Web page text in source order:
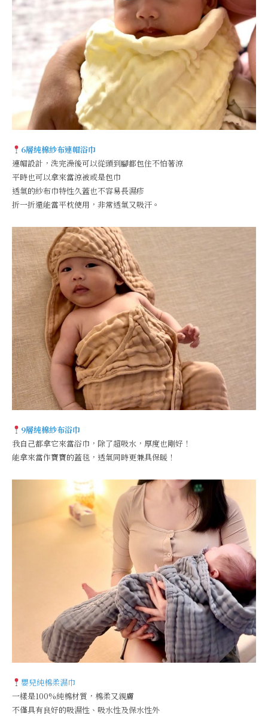
6層純棉紗布連帽浴巾
連帽設計，洗完澡後可以從頭到腳都包住不怕著涼
平時也可以拿來當涼被或是包巾
透氣的紗布巾特性久蓋也不容易長濕疹
折一折還能當平枕使用，非常透氣又吸汗。
9層純棉紗布浴巾
我自己都拿它來當浴巾，除了超吸水，厚度也剛好！
能拿來當作寶寶的蓋毯，透氣同時更兼具保暖！
嬰兒純棉柔濕巾
一樣是100%純棉材質，棉柔又親膚
不僅具有良好的吸濕性、吸水性及保水性外